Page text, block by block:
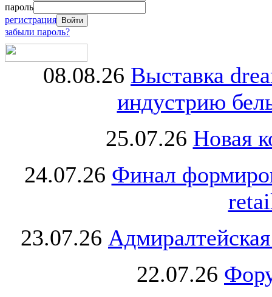
пароль
регистрация
забыли пароль?
08.08.26 Выставка
индустрию
25.07.26 Новая
24.07.26 Финал
23.07.26
22.07.26